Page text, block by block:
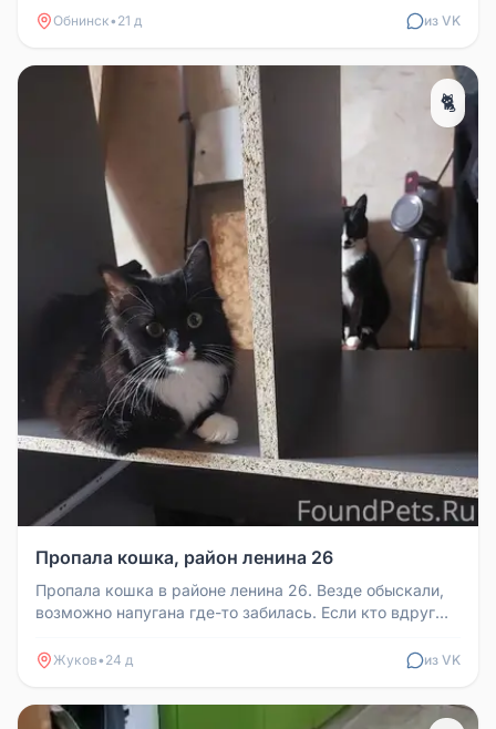
Обнинск• 21 д из VK
🐈
Пропала кошка, район ленина 26
Пропала кошка в районе ленина 26. Везде обыскали,
возможно напугана где-то забилась. Если кто вдруг
Жуков• 24 д из VK